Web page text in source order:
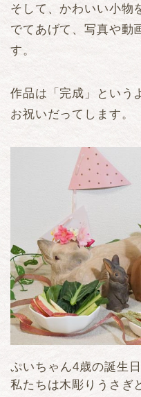
そして、かわいい小物
でてあげて、写真や動
す。
作品は「完成」という
お祝いだってします。
ぷいちゃん4歳の誕生
私たちは木彫りうさぎ